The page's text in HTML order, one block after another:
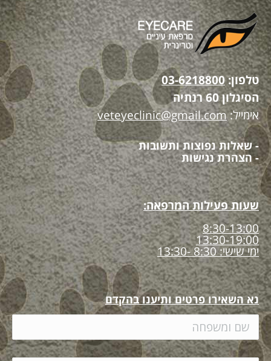
טלפון:03-6218800
הסיגלון 60 רנתיה
אימייל:veteyeclinic@gmail.com
- שאלות נפוצות ותשובות
- הצהרת נגישות
שעות פעילות המרפאה:
8:30-13:00
13:30-19:00
ימי שישי: 8:30 -13:30
נא השאירו פרטים ותיענו בהקדם